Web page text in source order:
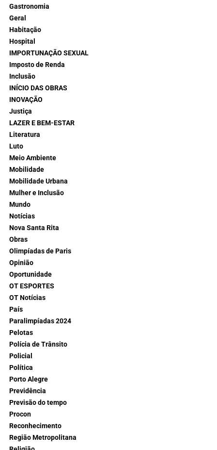
Gastronomia
Geral
Habitação
Hospital
IMPORTUNAÇÃO SEXUAL
Imposto de Renda
Inclusão
INÍCIO DAS OBRAS
INOVAÇÃO
Justiça
LAZER E BEM-ESTAR
Literatura
Luto
Meio Ambiente
Mobilidade
Mobilidade Urbana
Mulher e Inclusão
Mundo
Notícias
Nova Santa Rita
Obras
Olimpíadas de Paris
Opinião
Oportunidade
OT ESPORTES
OT Notícias
País
Paralimpíadas 2024
Pelotas
Polícia de Trânsito
Policial
Política
Porto Alegre
Previdência
Previsão do tempo
Procon
Reconhecimento
Região Metropolitana